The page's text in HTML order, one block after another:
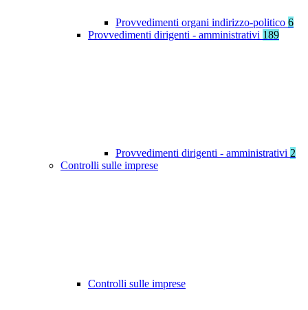
Provvedimenti organi indirizzo-politico 6
Provvedimenti dirigenti - amministrativi 189
Provvedimenti dirigenti - amministrativi 2
Controlli sulle imprese
Controlli sulle imprese